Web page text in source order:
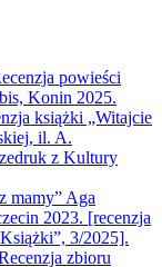
powieści
Konin 2025.
książki „Witajcie
il. A.
z Kultury
mamy” Aga
2023. [recenzja
3/2025].
zbioru